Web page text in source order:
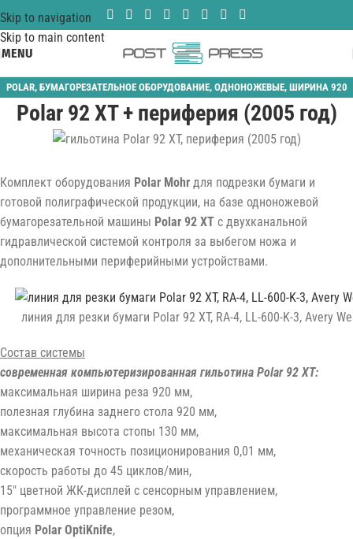
Skip to navigation
Skip to main content
MENU
POLAR, БУМАГОРЕЗАТЕЛЬНОЕ ОБОРУДОВАНИЕ, ОДНОНОЖЕВЫЕ, ШИРИНА 920
ММ
Polar 92 XT + периферия (2005 год)
Комплект оборудования Polar Mohr для подрезки бумаги и
готовой полиграфической продукции, на базе одноножевой
бумагорезательной машины Polar 92 XT с двухканальной
гидравлической системой контроля за выбегом ножа и
дополнительными периферийными устройствами.
линия для резки бумаги Polar 92 XT, RA-4, LL-600-K-3, Avery
Состав системы
современная компьютеризированная гильотина Polar 92 XT:
максимальная ширина реза 920 мм,
полезная глубина заднего стола 920 мм,
максимальная высота стопы 130 мм,
механическая точность позиционирования 0,01 мм,
скорость работы до 45 циклов/мин,
15″ цветной ЖК-дисплей с сенсорным управлением,
программное управление резом,
опция Polar OptiKnife,